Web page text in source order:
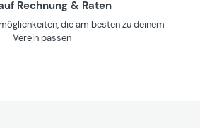
Rechnung & Raten
die am besten zu deinem
Verein passen